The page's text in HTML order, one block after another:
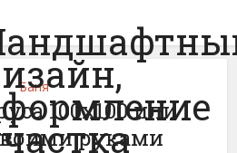
Баня
100х100 или
руками